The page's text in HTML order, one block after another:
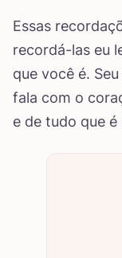
Essas
recordá-las eu
que você é.
fala com o
e de tudo que